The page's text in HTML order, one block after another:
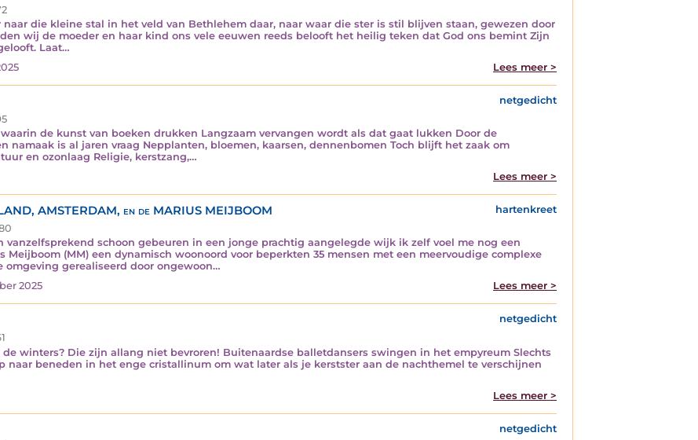
die kleine stal in het veld van Bethlehem daar, naar waar die ster is stil blijven staan, gewezen door
wij de moeder en haar kind ons vele eeuwen reeds belooft het heilig teken dat God ons bemint Zijn
Laat…
Lees meer >
netgedicht
de kunst van boeken drukken Langzaam vervangen wordt als dat gaat lukken Door de
namaak is al jaren vraag Nepplanten, bloemen, kaarsen, dennenbomen Toch blijft het zaak om
en ozonlaag Religie, kerstzang,…
Lees meer >
AMSTERDAM, en de MARIUS MEIJBOOM
hartenkreet
schoon gebeuren in een jonge prachtig aangelegde wijk ik zelf voel me nog een
Meijboom (MM) een dynamisch woonoord voor beperkten 35 mensen met een meervoudige complexe
gerealiseerd door ongewoon…
2025 Lees meer >
netgedicht
winters? Die zijn allang niet bevroren! Buitenaardse balletdansers swingen in het empyreum Slechts
naar beneden in het enge cristallinum om wat later als je kerstster aan de nachthemel te verschijnen
Lees meer >
netgedicht